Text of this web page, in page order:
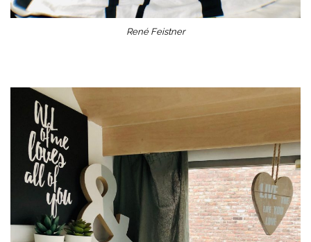
René Feistner